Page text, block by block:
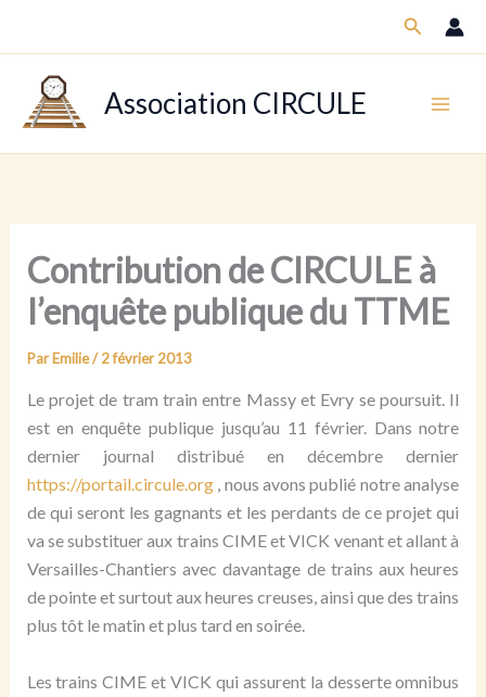
Association CIRCULE
Contribution de CIRCULE à
l’enquête publique du TTME
ParEmilie/2 février 2013
Le projet de tram train entre Massy et Evry se poursuit. Il
est en enquête publique jusqu’au 11 février. Dans notre
dernier journal distribué en décembre dernier
https://portail.circule.org, nous avons publié notre analyse
de qui seront les gagnants et les perdants de ce projet qui
va se substituer aux trains CIME et VICK venant et allant à
Versailles-Chantiers avec davantage de trains aux heures
de pointe et surtout aux heures creuses, ainsi que des trains
plus tôt le matin et plus tard en soirée.
Les trains CIME et VICK qui assurent la desserte omnibus